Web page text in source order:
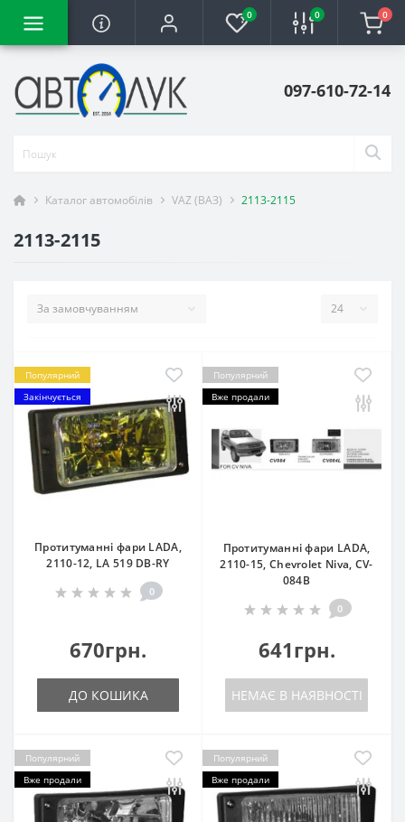
0 0 0
097-610-72-14
Каталог автомобілів VAZ (ВАЗ) 2113-2115
2113-2115
Популярний
Закінчується
Протитуманні фари LADA,
2110-12, LA 519 DB-RY
0
670грн.
ДО КОШИКА
Популярний
Вже продали
Протитуманні фари LADA,
2110-15, Chevrolet Niva, CV-
084B
0
641грн.
НЕМАЄ В НАЯВНОСТІ
Популярний
Вже продали
Популярний
Вже продали